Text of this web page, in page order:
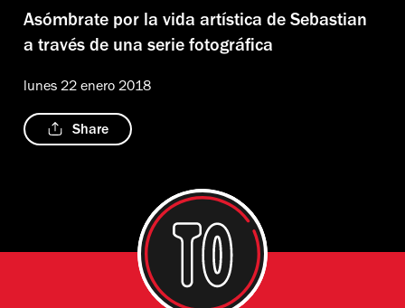
Asómbrate por la vida artística de Sebastian
a través de una serie fotográfica
lunes 22 enero 2018
Share